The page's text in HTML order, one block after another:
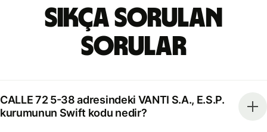
Sıkça Sorulan
Sorular
CALLE 72 5-38 adresindeki VANTI S.A., E.S.P.
kurumunun Swift kodu nedir?